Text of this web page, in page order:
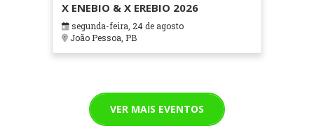
X ENEBIO & X EREBIO 2026
segunda-feira, 24 de agosto
João Pessoa, PB
VER MAIS EVENTOS